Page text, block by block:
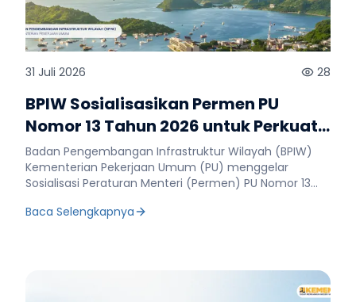
31 Juli 2026 28
BPIW Sosialisasikan Permen PU
Nomor 13 Tahun 2026 untuk Perkuat
Perencanaan dan Pemrograman
Infrastruktur
Badan Pengembangan Infrastruktur Wilayah (BPIW)
Kementerian Pekerjaan Umum (PU) menggelar
Sosialisasi Peraturan Menteri (Permen) PU Nomor 13
Pengembangan Infrastruktur Pekerjaan Umum di
pemrograman pengembangan infrastruktur secara
Baca Selengkapnya